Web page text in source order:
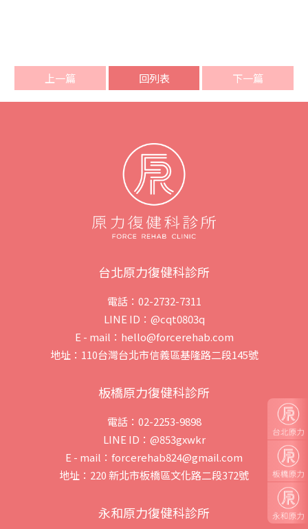
上一篇 回列表 下一篇
台北原力復健科診所
電話：02-2732-7311
LINE ID：@cqt0803q
E - mail：hello@forcerehab.com
地址：110台灣台北市信義區基隆路二段145號
板橋原力復健科診所
電話：02-2253-9898
LINE ID：@853gxwkr
E - mail：forcerehab824@gmail.com
地址：220 新北市板橋區文化路二段372號
永和原力復健科診所